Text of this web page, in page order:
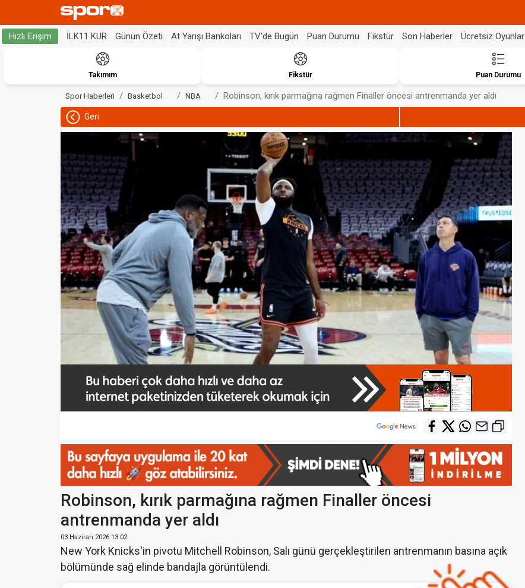
Hızlı Erişim İLK11 KUR Günün Özeti At Yarışı Bankoları TV'de Bugün Puan Durumu Fikstür Son Haberler Ücretsiz Oyunlar
Takımım Fikstür Puan Durumu
Spor Haberleri Basketbol NBA Robinson, kırık parmağına rağmen Finaller öncesi antrenmanda yer aldı
Geri
Robinson, kırık parmağına rağmen Finaller öncesi
antrenmanda yer aldı
03 Haziran 2026 13:02
New York Knicks'in pivotu Mitchell Robinson, Salı günü gerçekleştirilen antrenmanın basına açık
bölümünde sağ elinde bandajla görüntülendi.